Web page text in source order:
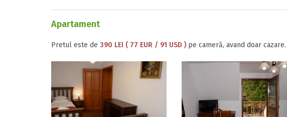
Apartament
Pretul este de 390 LEI ( 77 EUR / 91 USD ) pe cameră, avand doar cazare.